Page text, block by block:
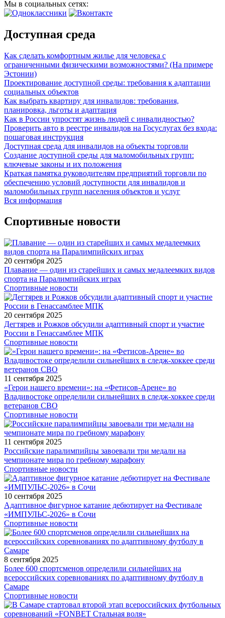
Мы в социальных сетях:
Доступная среда
Как сделать комфортным жилье для человека с
ограниченными физическими возможностями? (На примере
Эстонии)
Проектирование доступной среды: требования к адаптации
социальных объектов
Как выбрать квартиру для инвалидов: требования,
планировка, льготы и адаптация
Как в России упростят жизнь людей с инвалидностью?
Проверить авто в реестре инвалидов на Госуслугах без входа:
пошаговая инструкция
Доступная среда для инвалидов на объекты торговли
Создание доступной среды для маломобильных групп:
ключевые законы и их положения
Краткая памятка руководителям предприятий торговли по
обеспечению условий доступности для инвалидов и
маломобильных групп населения объектов и услуг
Вся информация
Спортивные новости
20 сентября 2025
Плавание — один из старейших и самых медалеемких видов
спорта на Паралимпийских играх
Спортивные новости
20 сентября 2025
Дегтярев и Рожков обсудили адаптивный спорт и участие
России в Генассамблее МПК
Спортивные новости
11 сентября 2025
«Герои нашего времени»: на «Фетисов-Арене» во
Владивостоке определили сильнейших в следж-хоккее среди
ветеранов СВО
Спортивные новости
11 сентября 2025
Российские паралимпийцы завоевали три медали на
чемпионате мира по гребному марафону
Спортивные новости
10 сентября 2025
Адаптивное фигурное катание дебютирует на Фестивале
«ИМПУЛЬС-2026» в Сочи
Спортивные новости
8 сентября 2025
Более 600 спортсменов определили сильнейших на
всероссийских соревнованиях по адаптивному футболу в
Самаре
Спортивные новости